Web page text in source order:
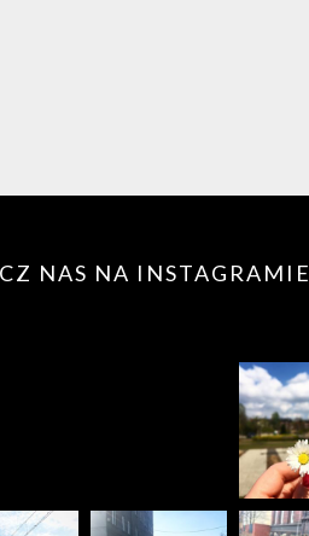
NAS NA INSTAGRAMIE